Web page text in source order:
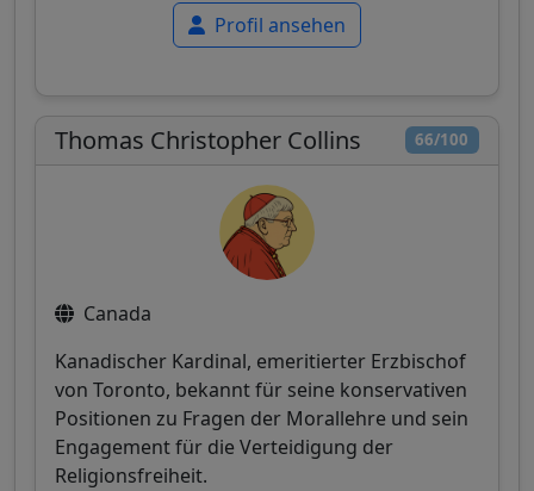
Profil ansehen
66/100
Thomas Christopher Collins
Canada
Kanadischer Kardinal, emeritierter Erzbischof
von Toronto, bekannt für seine konservativen
Positionen zu Fragen der Morallehre und sein
Engagement für die Verteidigung der
Religionsfreiheit.